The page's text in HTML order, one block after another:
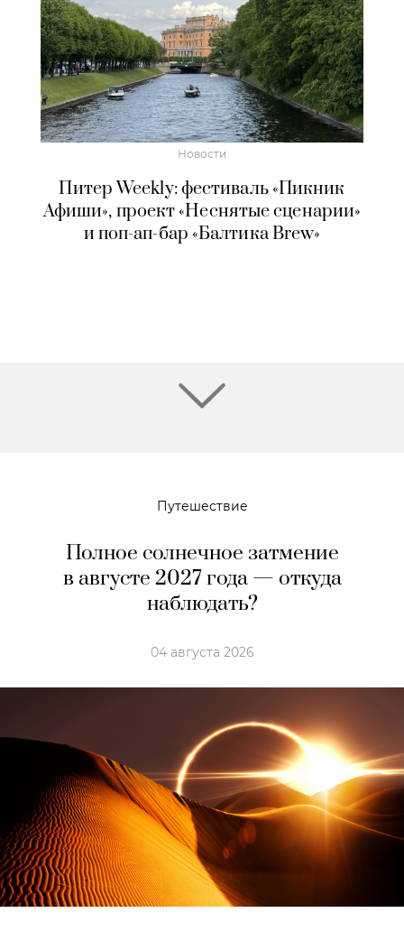
Новости
Питер Weekly: фестиваль «Пикник
Афиши», проект «Неснятые сценарии»
и поп-ап-бар «Балтика Brew»
Путешествие
Полное солнечное затмение
в августе 2027 года — откуда
наблюдать?
04 августа 2026